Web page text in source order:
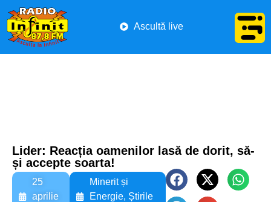
Ascultă live
Lider: Reacția oamenilor lasă de dorit, să-
și accepte soarta!
25
aprilie
Minerit și
Energie, Știrile